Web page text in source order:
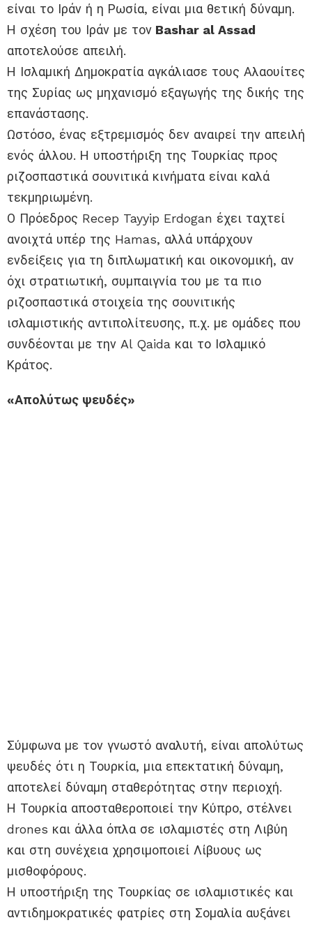
είναι το Ιράν ή η Ρωσία, είναι μια θετική δύναμη.
Η σχέση του Ιράν με τον Bashar al Assad
αποτελούσε απειλή.
Η Ισλαμική Δημοκρατία αγκάλιασε τους Αλαουίτες
της Συρίας ως μηχανισμό εξαγωγής της δικής της
επανάστασης.
Ωστόσο, ένας εξτρεμισμός δεν αναιρεί την απειλή
ενός άλλου. Η υποστήριξη της Τουρκίας προς
ριζοσπαστικά σουνιτικά κινήματα είναι καλά
τεκμηριωμένη.
Ο Πρόεδρος Recep Tayyip Erdogan έχει ταχτεί
ανοιχτά υπέρ της Hamas, αλλά υπάρχουν
ενδείξεις για τη διπλωματική και οικονομική, αν
όχι στρατιωτική, συμπαιγνία του με τα πιο
ριζοσπαστικά στοιχεία της σουνιτικής
ισλαμιστικής αντιπολίτευσης, π.χ. με ομάδες που
συνδέονται με την Al Qaida και το Ισλαμικό
Κράτος.
«Απολύτως ψευδές»
Σύμφωνα με τον γνωστό αναλυτή, είναι απολύτως
ψευδές ότι η Τουρκία, μια επεκτατική δύναμη,
αποτελεί δύναμη σταθερότητας στην περιοχή.
Η Τουρκία αποσταθεροποιεί την Κύπρο, στέλνει
drones και άλλα όπλα σε ισλαμιστές στη Λιβύη
και στη συνέχεια χρησιμοποιεί Λίβυους ως
μισθοφόρους.
Η υποστήριξη της Τουρκίας σε ισλαμιστικές και
αντιδημοκρατικές φατρίες στη Σομαλία αυξάνει